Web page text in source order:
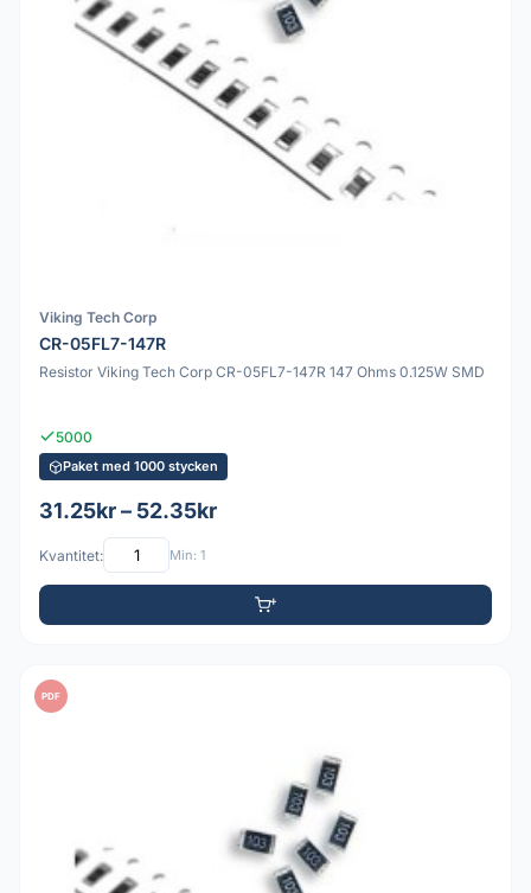
Viking Tech Corp
CR-05FL7-147R
Resistor Viking Tech Corp CR-05FL7-147R 147 Ohms 0.125W SMD
5000
Paket med 1000 stycken
31.25kr – 52.35kr
Kvantitet: Min: 1
PDF